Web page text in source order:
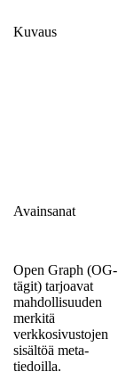
Kuvaus
Avainsanat
Open Graph (OG-
tägit) tarjoavat
mahdollisuuden
merkitä
verkkosivustojen
sisältöä meta-
tiedoilla.